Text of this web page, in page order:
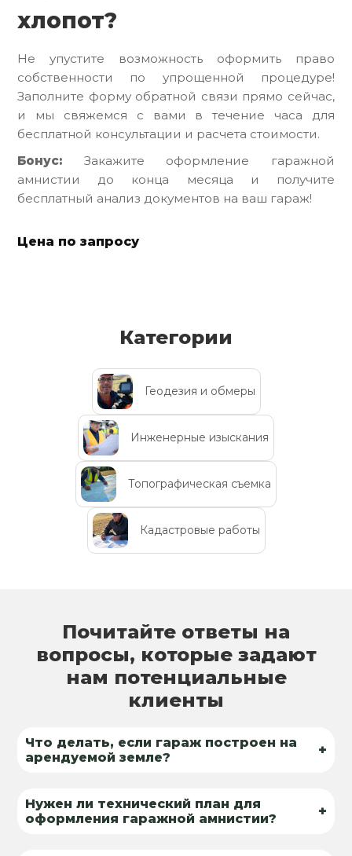
хлопот?
Не упустите возможность оформить право
собственности по упрощенной процедуре!
Заполните форму обратной связи прямо сейчас,
и мы свяжемся с вами в течение часа для
бесплатной консультации и расчета стоимости.
Бонус: Закажите оформление гаражной
амнистии до конца месяца и получите
бесплатный анализ документов на ваш гараж!
Цена по запросу
Категории
Геодезия и обмеры
Инженерные изыскания
Топографическая съемка
Кадастровые работы
Почитайте ответы на
вопросы, которые задают
нам потенциальные
клиенты
Что делать, если гараж построен на
арендуемой земле?
+
Нужен ли технический план для
оформления гаражной амнистии?
+